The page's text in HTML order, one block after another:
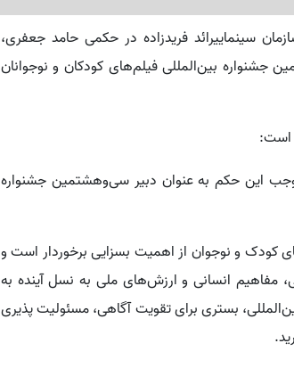
سینماییرائد فریدزاده در حکمی حامد جعفری،
جشنواره بین‌المللی فیلم‌های کودکان و نوجوانان
است:
این حکم به عنوان دبیر سی‌وهشتمین جشنواره
کودک و نوجوان از اهمیت بسزایی برخوردار است و
مفاهیم انسانی و ارزش‌های ملی به نسل آینده به
بستری برای تقویت آگاهی، مسئولیت پذیری